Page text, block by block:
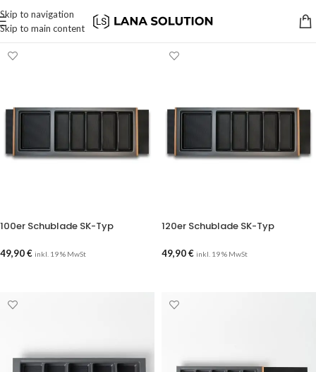
Skip to navigation
Skip to main content
100er Schublade SK-Typ
49,90€ inkl. 19 % MwSt
120er Schublade SK-Typ
49,90€ inkl. 19 % MwSt